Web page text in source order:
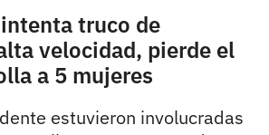
truco de
velocidad, pierde el
a 5 mujeres
estuvieron involucradas